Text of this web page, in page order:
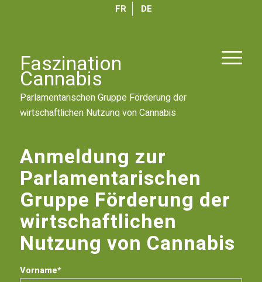
FR DE
Faszination
Cannabis
Parlamentarischen Gruppe Förderung der
wirtschaftlichen Nutzung von CannabisWeiter
Anmeldung zur
Parlamentarischen
Gruppe Förderung der
wirtschaftlichen
Nutzung von Cannabis
Vorname*